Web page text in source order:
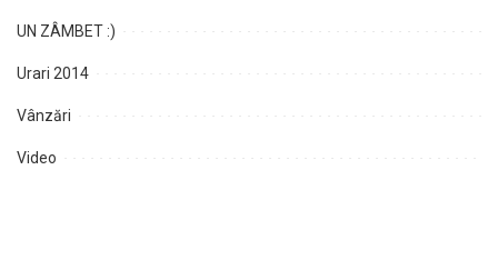
UN ZÂMBET :)
Urari 2014
Vânzări
Video